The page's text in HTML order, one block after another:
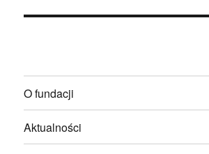
O fundacji
Aktualności